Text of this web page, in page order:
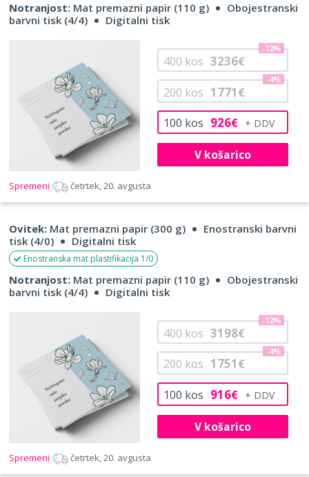
Notranjost: Mat premazni papir (110 g)
Obojestranski
barvni tisk (4/4)
Digitalni tisk
100 kos 926€
200 kos 1771€
-4%
400 kos 3236€
-12%
V košarico
Spremeni četrtek, 20. avgusta
Ovitek: Mat premazni papir (300 g)
Enostranski barvni
tisk (4/0)
Digitalni tisk
Enostranska mat plastifikacija 1/0
Notranjost: Mat premazni papir (110 g)
Obojestranski
barvni tisk (4/4)
Digitalni tisk
100 kos 916€
200 kos 1751€
-4%
400 kos 3198€
-12%
V košarico
Spremeni četrtek, 20. avgusta